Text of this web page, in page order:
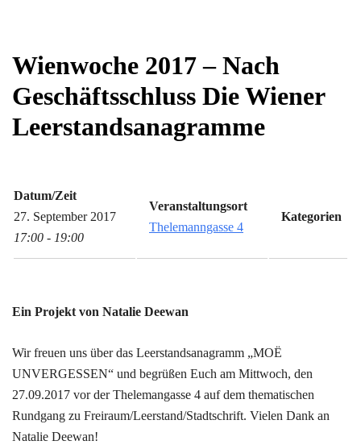
Wienwoche 2017 – Nach
Geschäftsschluss Die Wiener
Leerstandsanagramme
Datum/Zeit
27. September 2017
17:00 - 19:00
Veranstaltungsort
Thelemanngasse 4
Kategorien
Ein Projekt von Natalie Deewan
Wir freuen uns über das Leerstandsanagramm „MOË
UNVERGESSEN“ und begrüßen Euch am Mittwoch, den
27.09.2017 vor der Thelemangasse 4 auf dem thematischen
Rundgang zu Freiraum/Leerstand/Stadtschrift. Vielen Dank an
Natalie Deewan!